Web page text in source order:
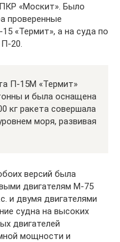
«Москит». Было
проверенные
«Термит», а на суда по
20.
П-15М «Термит»
и была оснащена
кг ракета совершала
моря, развивая
версий была
двигателям М-75
и двумя двигателями
судна на высоких
двигателей
мощности и